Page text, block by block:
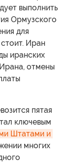
выполнить
Ормузского
для
Иран
иранских
отмены
пятая
ключевым
Штатами и
многих